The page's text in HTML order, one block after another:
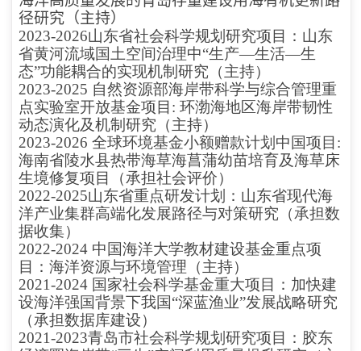
径研究（主持）
2023-2026山东省社会科学规划研究项目：山东
省黄河流域国土空间治理中“生产—生活—生
态”功能耦合的实现机制研究（主持）
2023-2025 自然资源部海岸带科学与综合管理重
点实验室开放基金项目: 环渤海地区海岸带韧性
动态演化及机制研究（主持）
2023-2026 全球环境基金小额赠款计划中国项目:
海南省陵水县热带海草海菖蒲幼苗培育及海草床
生境修复项目（承担社会评价）
2022-2025山东省重点研发计划：山东省现代海
洋产业集群高端化发展路径与对策研究（承担数
据收集）
2022-2024 中国海洋大学教材建设基金重点项
目：海洋资源与环境管理（主持）
2021-2024 国家社会科学基金重大项目：加快建
设海洋强国背景下我国“深蓝渔业”发展战略研究
（承担数据库建设）
2021-2023青岛市社会科学规划研究项目：胶东